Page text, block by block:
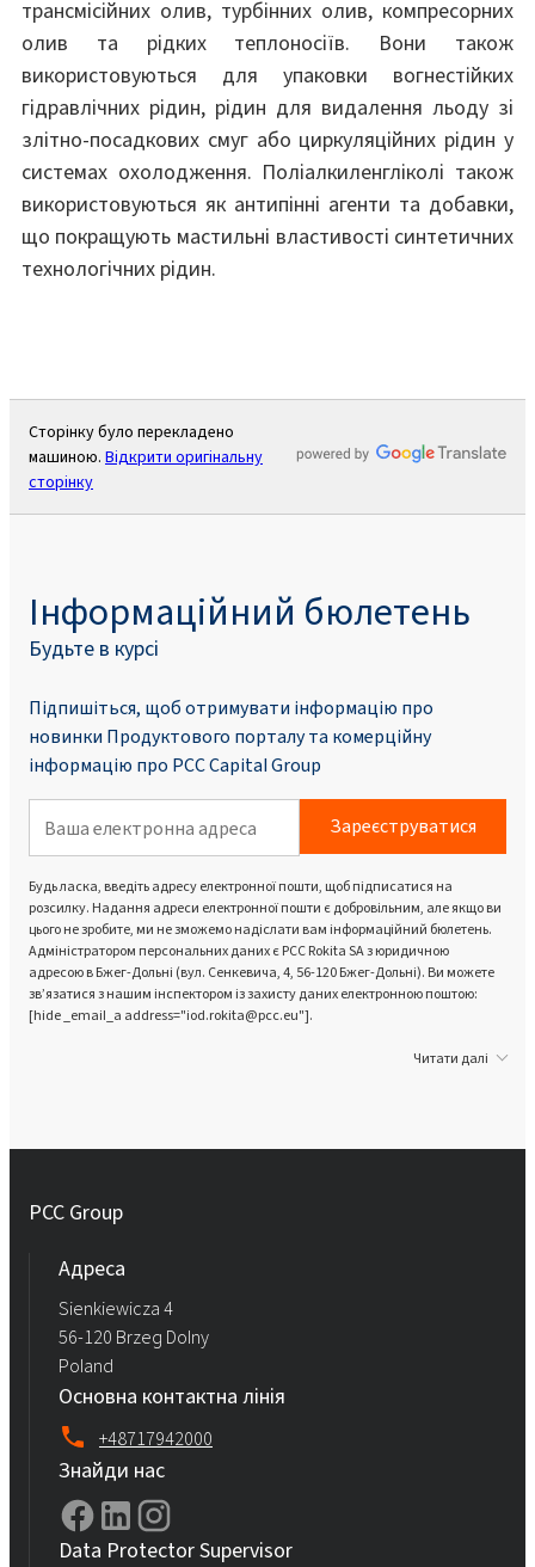
трансмісійних олив, турбінних олив, компресорних
олив та рідких теплоносіїв. Вони також
використовуються для упаковки вогнестійких
гідравлічних рідин, рідин для видалення льоду зі
злітно-посадкових смуг або циркуляційних рідин у
системах охолодження. Поліалкиленгліколі також
використовуються як антипінні агенти та добавки,
що покращують мастильні властивості синтетичних
технологічних рідин.
Сторінку було перекладено
машиною. Відкрити оригінальну
сторінку
Інформаційний бюлетень
Будьте в курсі
Підпишіться, щоб отримувати інформацію про
новинки Продуктового порталу та комерційну
інформацію про PCC Capital Group
Зареєструватися
Будь ласка, введіть адресу електронної пошти, щоб підписатися на
розсилку. Надання адреси електронної пошти є добровільним, але якщо ви
цього не зробите, ми не зможемо надіслати вам інформаційний бюлетень.
Адміністратором персональних даних є PCC Rokita SA з юридичною
адресою в Бжег-Дольні (вул. Сенкевича, 4, 56-120 Бжег-Дольні). Ви можете
зв’язатися з нашим інспектором із захисту даних електронною поштою:
[hide _email_a address="iod.rokita@pcc.eu"].
Читати далі
PCC Group
Адреса
Sienkiewicza 4
56-120 Brzeg Dolny
Poland
Основна контактна лінія
+48717942000
Знайди нас
Data Protector Supervisor